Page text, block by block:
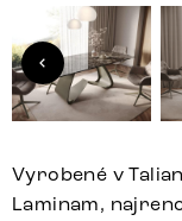
Vyrobené v
Laminam,